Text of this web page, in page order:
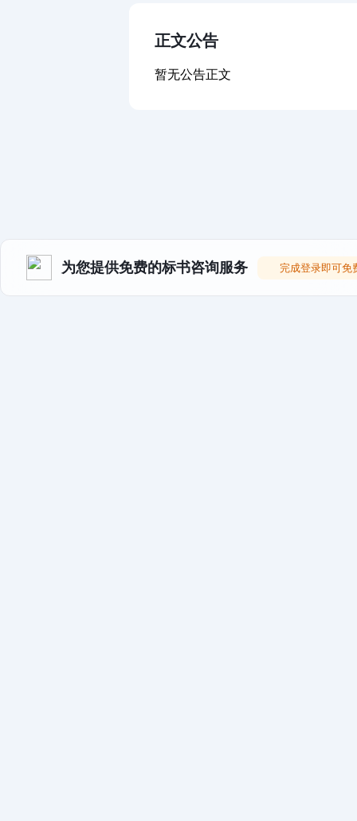
正文公告
暂无公告正文
为您提供免费的标书咨询服务 完成登录即可免